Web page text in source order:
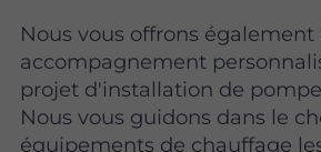
Nous vous offrons également
accompagnement
projet d'installation de
Nous vous guidons dans le
équipements de chauffage